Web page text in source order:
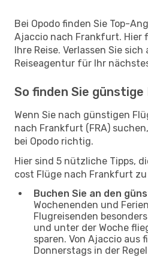
Bei Opodo finden Sie Top-
Ajaccio nach Frankfurt. Hier
Ihre Reise. Verlassen Sie
Reiseagentur für Ihr
So finden Sie günstige
Wenn Sie nach günstigen
nach Frankfurt (FRA)
bei Opodo richtig.
Hier sind 5 nützliche Tipps,
cost Flüge nach Frankfurt
Buchen Sie an den
Wochenenden und
Flugreisenden
und unter der Woche
sparen. Von Ajaccio aus
Donnerstags in der